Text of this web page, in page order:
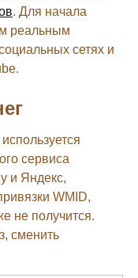
. Для начала
реальным
сетях и
сервиса
и Яндекс,
WMID,
не получится.
сменить